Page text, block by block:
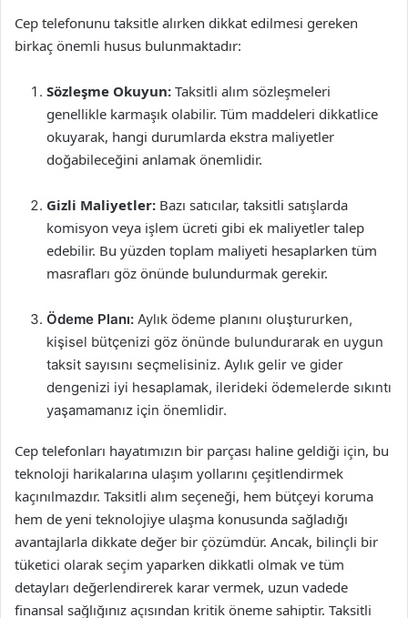
Cep telefonunu taksitle alırken dikkat edilmesi gereken
birkaç önemli husus bulunmaktadır:
Sözleşme Okuyun: Taksitli alım sözleşmeleri
genellikle karmaşık olabilir. Tüm maddeleri dikkatlice
okuyarak, hangi durumlarda ekstra maliyetler
doğabileceğini anlamak önemlidir.
Gizli Maliyetler: Bazı satıcılar, taksitli satışlarda
komisyon veya işlem ücreti gibi ek maliyetler talep
edebilir. Bu yüzden toplam maliyeti hesaplarken tüm
masrafları göz önünde bulundurmak gerekir.
Ödeme Planı: Aylık ödeme planını oluştururken,
kişisel bütçenizi göz önünde bulundurarak en uygun
taksit sayısını seçmelisiniz. Aylık gelir ve gider
dengenizi iyi hesaplamak, ilerideki ödemelerde sıkıntı
yaşamamanız için önemlidir.
Cep telefonları hayatımızın bir parçası haline geldiği için, bu
teknoloji harikalarına ulaşım yollarını çeşitlendirmek
kaçınılmazdır. Taksitli alım seçeneği, hem bütçeyi koruma
hem de yeni teknolojiye ulaşma konusunda sağladığı
avantajlarla dikkate değer bir çözümdür. Ancak, bilinçli bir
tüketici olarak seçim yaparken dikkatli olmak ve tüm
detayları değerlendirerek karar vermek, uzun vadede
finansal sağlığınız açısından kritik öneme sahiptir. Taksitli